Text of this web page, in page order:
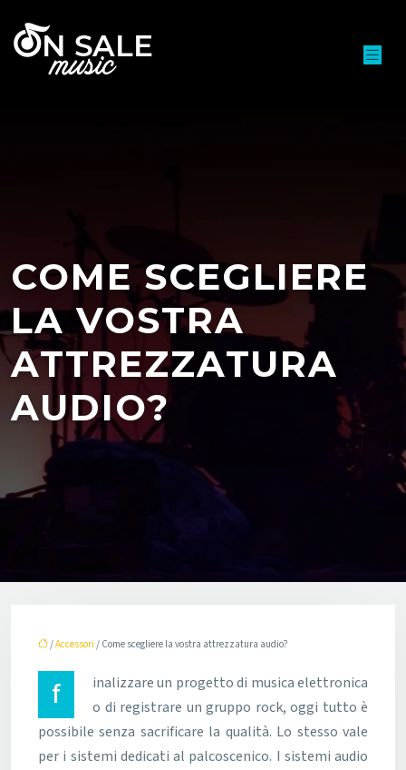
COME SCEGLIERE
LA VOSTRA
ATTREZZATURA
AUDIO?
/Accessori / Come scegliere la vostra attrezzatura audio?
finalizzare un progetto di musica elettronica
o di registrare un gruppo rock, oggi tutto è
possibile senza sacrificare la qualità. Lo stesso vale
per i sistemi dedicati al palcoscenico. I sistemi audio